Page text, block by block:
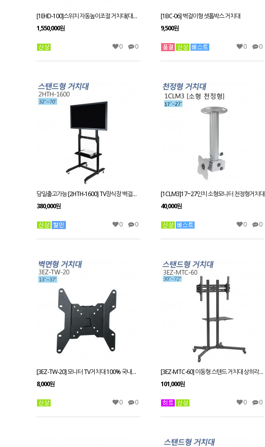
[1EHD-100]스위치 자동높이조절 거치대(대형전자칠판), 전동형 이동형 스탠드/스위치로 위아래 조정가능
1,550,000원
0 0
[1BC-06] 벽걸이형 셋톱박스 거치대
9,500원
0 0
당일출고가능 [2HTH-1600] TV장식장 벽걸이 LED장식장 LCD장식장 이동형장식장 거실장
380,000원
0 0
[1CLM3]17~27인치 소형모니터 천정형거치대
40,000원
0 0
[3EZ-TW-20] 모니터 TV거치대 100% 국내제작 벽걸이브라켓/13~37인치
8,000원
0 0
[3EZ-MTC-60] 이동형 스탠드 거치대 상하각도 높이 조절가능 30~72인치
101,000원
0 0